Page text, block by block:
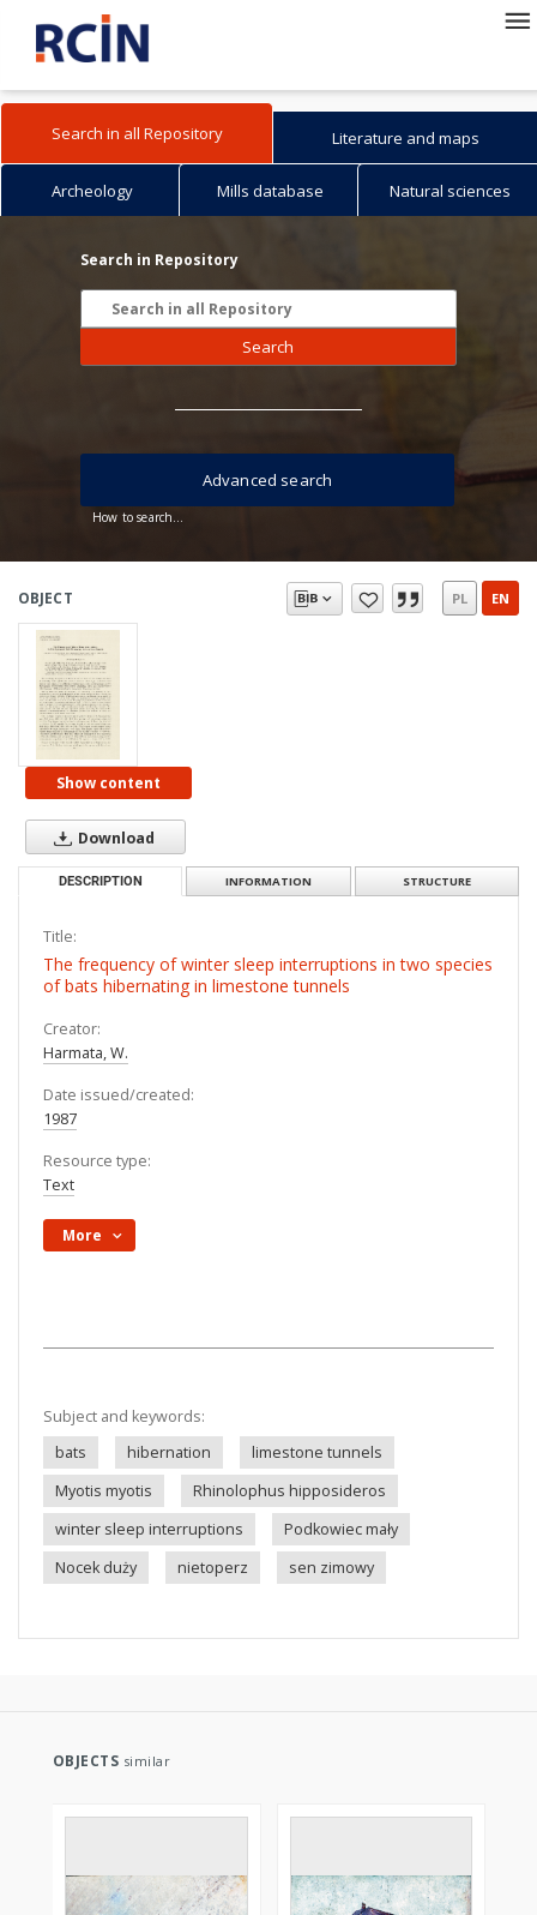
Search in all Repository Literature and maps
Archeology Mills database Natural sciences
Search in Repository
Search
How to search...
Advanced search
OBJECT PL EN
Show content
Download
DESCRIPTION INFORMATION STRUCTURE
Title:
The frequency of winter sleep interruptions in two species
of bats hibernating in limestone tunnels
Creator:
Harmata, W.
Date issued/created:
1987
Resource type:
Text
More
Subject and keywords:
bats
hibernation
limestone tunnels
Myotis myotis
Rhinolophus hipposideros
winter sleep interruptions
Podkowiec mały
Nocek duży
nietoperz sen zimowy
OBJECTS similar